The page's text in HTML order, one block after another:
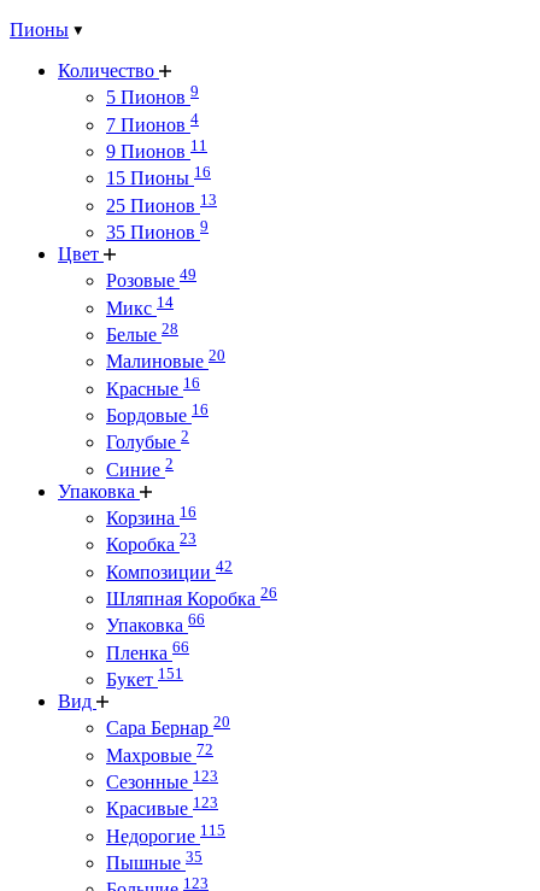
Пионы
Количество
5 Пионов 9
7 Пионов 4
9 Пионов 11
15 Пионы 16
25 Пионов 13
35 Пионов 9
Цвет
Розовые 49
Микс 14
Белые 28
Малиновые 20
Красные 16
Бордовые 16
Голубые 2
Синие 2
Упаковка
Корзина 16
Коробка 23
Композиции 42
Шляпная Коробка 26
Упаковка 66
Пленка 66
Букет 151
Вид
Сара Бернар 20
Махровые 72
Сезонные 123
Красивые 123
Недорогие 115
Пышные 35
123